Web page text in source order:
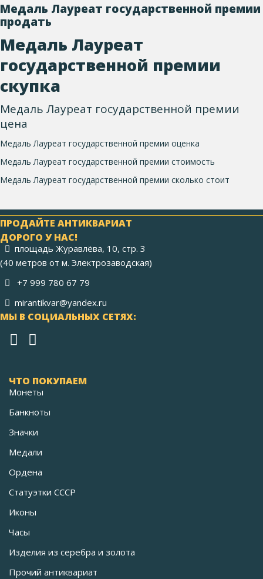
Медаль Лауреат государственной премии
продать
Медаль Лауреат
государственной премии
скупка
Медаль Лауреат государственной премии
цена
Медаль Лауреат государственной премии оценка
Медаль Лауреат государственной премии стоимость
Медаль Лауреат государственной премии сколько стоит
ПРОДАЙТЕ АНТИКВАРИАТ
ДОРОГО У НАС!
площадь Журавлёва, 10, стр. 3
(40 метров от м. Электрозаводская)
+7 999 780 67 79
mirantikvar@yandex.ru
МЫ В СОЦИАЛЬНЫХ СЕТЯХ:
ЧТО ПОКУПАЕМ
Монеты
Банкноты
Значки
Медали
Ордена
Статуэтки СССР
Иконы
Часы
Изделия из серебра и золота
Прочий антиквариат